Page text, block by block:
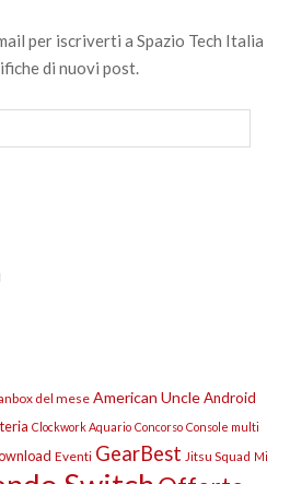
per iscriverti a Spazio Tech Italia
di nuovi post.
del mese American UncleAndroid
Clockwork Aquario Concorso Console multi
Eventi GearBest Jitsu Squad Mi